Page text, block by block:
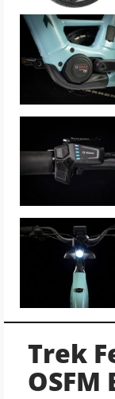
Trek
OSFM